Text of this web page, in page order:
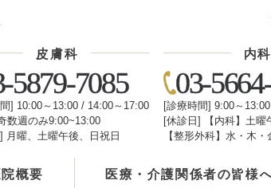
皮膚科
5879-7085
] 10:00～13:00 / 14:00～17:00
数週のみ9:00~13:00
月曜、土曜午後、日祝日
内
03-
[診療時間] 9:00～
[休診日] 【内科】土曜
【整形外科】水・木
院概要 医療・介護関係者の皆様